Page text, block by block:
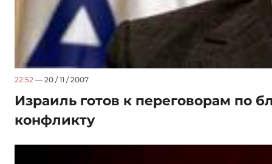
22:52 — 20 / 11 / 2007
Израиль готов к переговорам по
конфликту